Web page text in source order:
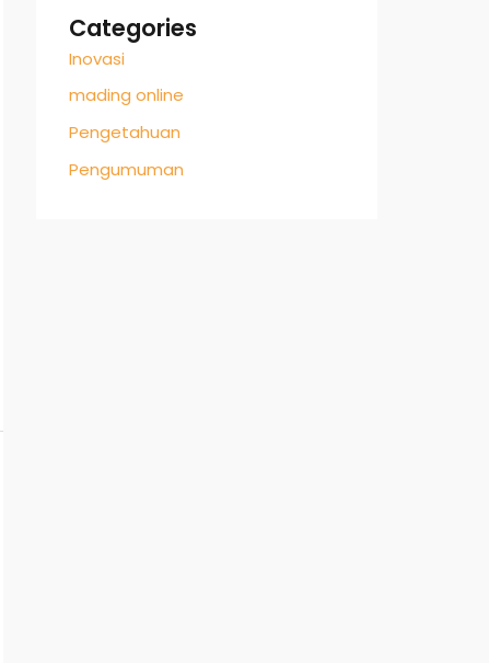
Categories
Inovasi
mading online
Pengetahuan
Pengumuman